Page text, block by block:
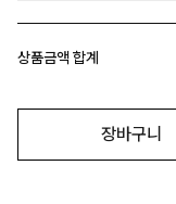
상품금액 합계
장바구니